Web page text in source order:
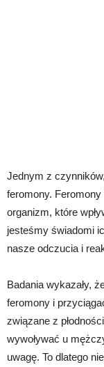
Jednym z
feromony.
organizm, które
jesteśmy świadomi
nasze odczucia i
Badania wykazały,
feromony i
związane z
wywoływać u
uwagę. To dlatego